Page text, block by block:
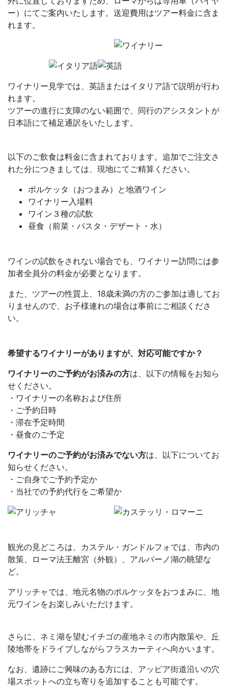
ー）にてご案内いたします。送迎費用はツアー料金に含ま
れます。
ワイナリー見学では、英語またはイタリア語で説明が行わ
れます。
ツアーの進行に支障のない範囲で、同行のアシスタントが
日本語にて補足通訳をいたします。
以下のご飲食は料金に含まれております。追加でご注文さ
れた分につきましては、現地にてご精算ください。
ポルケッタ（おつまみ）と地酒ワイン
ワイナリー入場料
ワイン３種の試飲
昼食（前菜・パスタ・デザート・水）
ワインの試飲をされない場合でも、ワイナリー訪問には参
加者全員分の料金が必要となります。
また、ツアーの性質上、18歳未満の方のご参加は適してお
りませんので、お子様連れの場合は事前にご相談くださ
い。
希望するワイナリーがありますが、対応可能ですか？
ワイナリーのご予約がお済みの方は、以下の情報をお知ら
せください。
・ワイナリーの名称および住所
・ご予約日時
・滞在予定時間
・昼食のご予定
ワイナリーのご予約がお済みでない方は、以下についてお
知らせください。
・ご自身でご予約予定か
・当社での予約代行をご希望か
観光の見どころは、カステル・ガンドルフォでは、市内の
散策、ローマ法王離宮（外観）、アルバーノ湖の眺望な
ど。
アリッチャでは、地元名物のポルケッタをおつまみに、地
元ワインをお楽しみいただけます。
さらに、ネミ湖を望むイチゴの産地ネミの市内散策や、丘
陵地帯をドライブしながらフラスカーティへ向かいます。
なお、遺跡にご興味のある方には、アッピア街道沿いの穴
場スポットへの立ち寄りを追加することも可能です。